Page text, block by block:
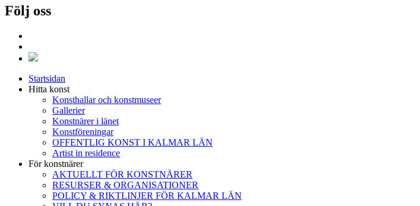
Följ oss
Startsidan
Hitta konst
Konsthallar och konstmuseer
Gallerier
Konstnärer i länet
Konstföreningar
OFFENTLIG KONST I KALMAR LÄN
Artist in residence
För konstnärer
AKTUELLT FÖR KONSTNÄRER
RESURSER & ORGANISATIONER
POLICY & RIKTLINJER FÖR KALMAR LÄN